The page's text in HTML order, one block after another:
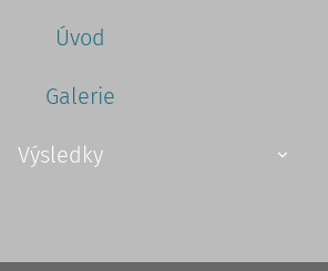
Úvod
Galerie
Výsledky